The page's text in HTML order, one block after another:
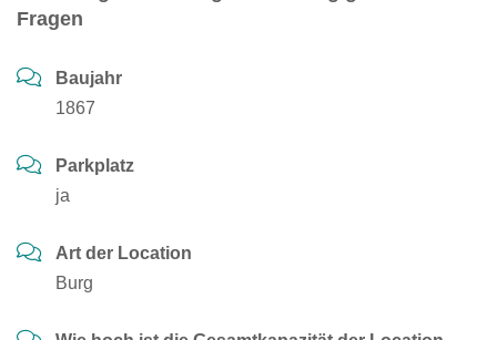
Fragen
Baujahr
1867
Parkplatz
ja
Art der Location
Burg